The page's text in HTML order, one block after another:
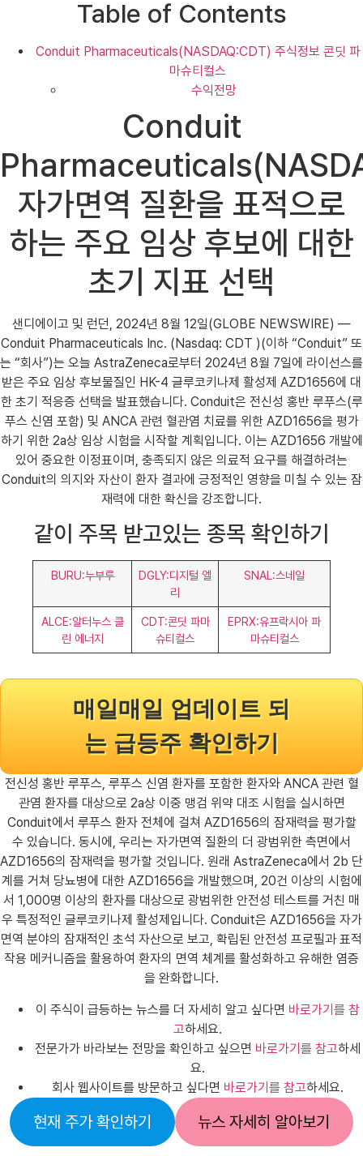
Table of Contents
Conduit Pharmaceuticals(NASDAQ:CDT) 주식정보 콘딧 파
마슈티컬스
수익전망
Conduit
자가면역 질환을 표적으로
하는 주요 임상 후보에 대한
초기 지표 선택
샌디에이고 및 런던, 2024년 8월 12일(GLOBE NEWSWIRE) —
Conduit Pharmaceuticals Inc. (Nasdaq: CDT )(이하 “Conduit” 또
는 “회사”)는 오늘 AstraZeneca로부터 2024년 8월 7일에 라이선스를
받은 주요 임상 후보물질인 HK-4 글루코키나제 활성제 AZD1656에 대
한 초기 적응증 선택을 발표했습니다. Conduit은 전신성 홍반 루푸스(루
푸스 신염 포함) 및 ANCA 관련 혈관염 치료를 위한 AZD1656을 평가
하기 위한 2a상 임상 시험을 시작할 계획입니다. 이는 AZD1656 개발에
있어 중요한 이정표이며, 충족되지 않은 의료적 요구를 해결하려는
Conduit의 의지와 자산이 환자 결과에 긍정적인 영향을 미칠 수 있는 잠
재력에 대한 확신을 강조합니다.
같이 주목 받고있는 종목 확인하기
BURU:누부루
DGLY:디지털 엘
리
SNAL:스네일
ALCE:알터누스 클
린 에너지
CDT:콘딧 파마
슈티컬스
EPRX:유프락시아 파
마슈티컬스
매일매일 업데이트 되
는 급등주 확인하기
전신성 홍반 루푸스, 루푸스 신염 환자를 포함한 환자와 ANCA 관련 혈
관염 환자를 대상으로 2a상 이중 맹검 위약 대조 시험을 실시하면
Conduit에서 루푸스 환자 전체에 걸쳐 AZD1656의 잠재력을 평가할
수 있습니다. 동시에, 우리는 자가면역 질환의 더 광범위한 측면에서
AZD1656의 잠재력을 평가할 것입니다. 원래 AstraZeneca에서 2b 단
계를 거쳐 당뇨병에 대한 AZD1656을 개발했으며, 20건 이상의 시험에
서 1,000명 이상의 환자를 대상으로 광범위한 안전성 테스트를 거친 매
우 특정적인 글루코키나제 활성제입니다. Conduit은 AZD1656을 자가
면역 분야의 잠재적인 초석 자산으로 보고, 확립된 안전성 프로필과 표적
작용 메커니즘을 활용하여 환자의 면역 체계를 활성화하고 유해한 염증
을 완화합니다.
이 주식이 급등하는 뉴스를 더 자세히 알고 싶다면 바로가기를 참
고하세요.
전문가가 바라보는 전망을 확인하고 싶으면 바로가기를 참고하세
요.
회사 웹사이트를 방문하고 싶다면 바로가기를 참고하세요.
현재 주가 확인하기 뉴스 자세히 알아보기